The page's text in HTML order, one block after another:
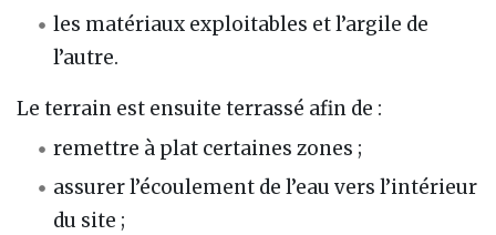
les matériaux exploitables et l’argile de
l’autre.
Le terrain est ensuite terrassé afin de :
remettre à plat certaines zones ;
assurer l’écoulement de l’eau vers l’intérieur
du site ;